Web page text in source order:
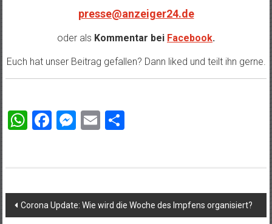
presse@anzeiger24.de
oder als Kommentar bei Facebook.
Euch hat unser Beitrag gefallen? Dann liked und teilt ihn gerne.
WhatsApp
Facebook
Messenger
Email
Beitragsnavigation
Corona Update: Wie wird die Woche des Impfens organisiert?